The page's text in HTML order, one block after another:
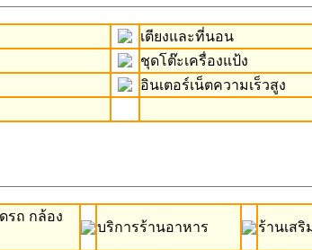
เตียงและที่นอน
ชุดโต๊ะเครื่องแป้ง
อินเตอร์เน็ตความเร็วสูง
รถ กล้อง
บริการร้านอาหาร ร้านเสริ